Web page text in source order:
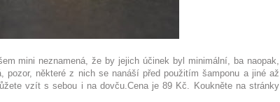
mini neznamená, že by jejich účinek byl minimální, ba naopak,
některé z nich se nanáší před použitím šamponu a jiné až
vzít s sebou i na dovču.Cena je 89 Kč. Koukněte na stránky